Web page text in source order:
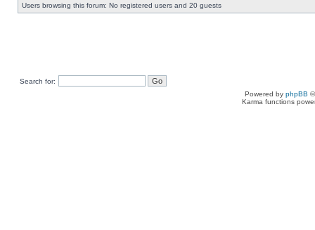
Users browsing this forum: No registered users and 20 guests
Search for:
Powered by phpBB
Karma functions